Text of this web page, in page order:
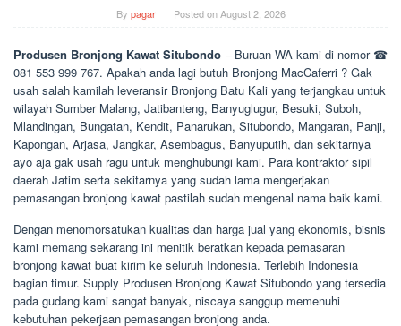
By pagar Posted onAugust 2, 2026
Produsen Bronjong Kawat Situbondo – Buruan WA kami di nomor ☎
081 553 999 767. Apakah anda lagi butuh Bronjong MacCaferri ? Gak
usah salah kamilah leveransir Bronjong Batu Kali yang terjangkau untuk
wilayah Sumber Malang, Jatibanteng, Banyuglugur, Besuki, Suboh,
Mlandingan, Bungatan, Kendit, Panarukan, Situbondo, Mangaran, Panji,
Kapongan, Arjasa, Jangkar, Asembagus, Banyuputih, dan sekitarnya
ayo aja gak usah ragu untuk menghubungi kami. Para kontraktor sipil
daerah Jatim serta sekitarnya yang sudah lama mengerjakan
pemasangan bronjong kawat pastilah sudah mengenal nama baik kami.
Dengan menomorsatukan kualitas dan harga jual yang ekonomis, bisnis
kami memang sekarang ini menitik beratkan kepada pemasaran
bronjong kawat buat kirim ke seluruh Indonesia. Terlebih Indonesia
bagian timur. Supply Produsen Bronjong Kawat Situbondo yang tersedia
pada gudang kami sangat banyak, niscaya sanggup memenuhi
kebutuhan pekerjaan pemasangan bronjong anda.